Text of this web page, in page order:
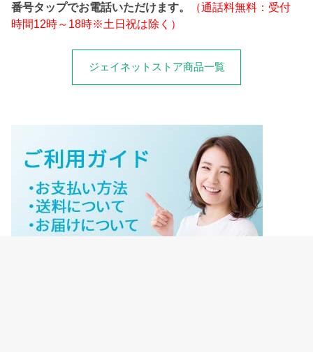
番号タップでお電話いただけます。
（通話料無料：受付
時間12時～18時※土日祝は除く）
ジェイネットストア商品一覧